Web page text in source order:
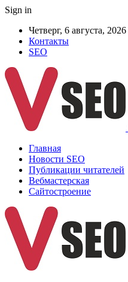
Sign in
Четверг, 6 августа, 2026
Контакты
SEO
Главная
Новости SEO
Публикации читателей
Вебмастерская
Сайтостроение